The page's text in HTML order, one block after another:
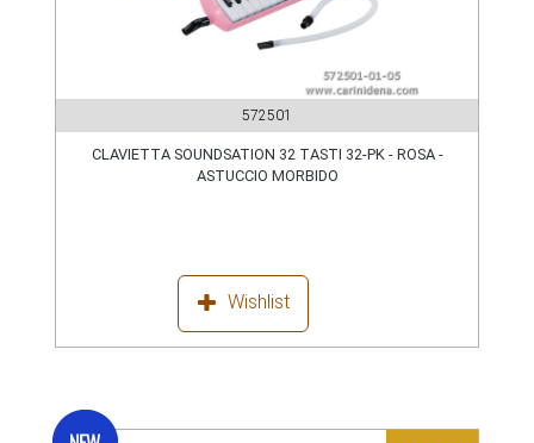
572501
CLAVIETTA SOUNDSATION 32 TASTI 32-PK - ROSA -
ASTUCCIO MORBIDO
Wishlist